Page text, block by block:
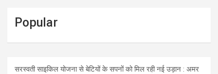
Popular
सरस्वती साइकिल योजना से बेटियों के सपनों को मिल रही नई उड़ान : अमर